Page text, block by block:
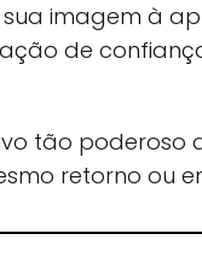
imagem à
de
tão poderoso
retorno ou